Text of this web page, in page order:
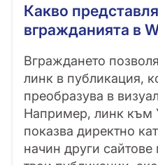
Какво
вгражданията в
Вграждането
линк в публикация,
преобразува в
Например, линк към
показва директно
начин други